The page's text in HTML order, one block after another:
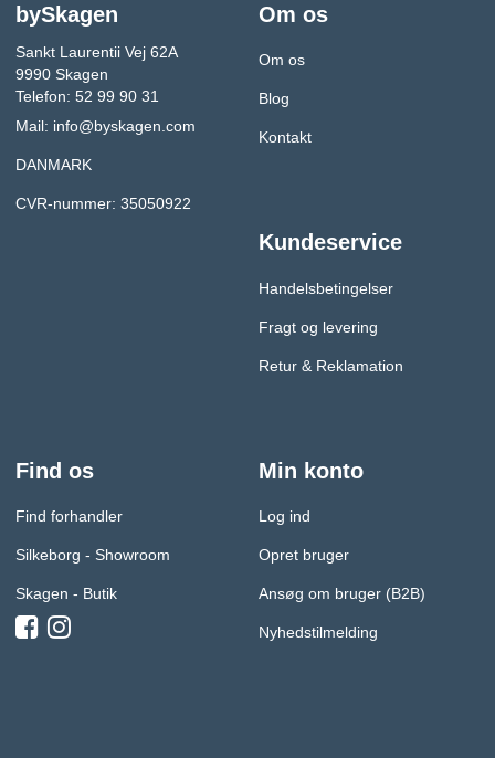
bySkagen
Sankt Laurentii Vej 62A
9990 Skagen
Telefon: 52 99 90 31
Mail: info@byskagen.com
DANMARK
CVR-nummer: 35050922
Om os
Om os
Blog
Kontakt
Kundeservice
Handelsbetingelser
Fragt og levering
Retur & Reklamation
Find os
Find forhandler
Silkeborg - Showroom
Skagen - Butik
Min konto
Log ind
Opret bruger
Ansøg om bruger (B2B)
Nyhedstilmelding